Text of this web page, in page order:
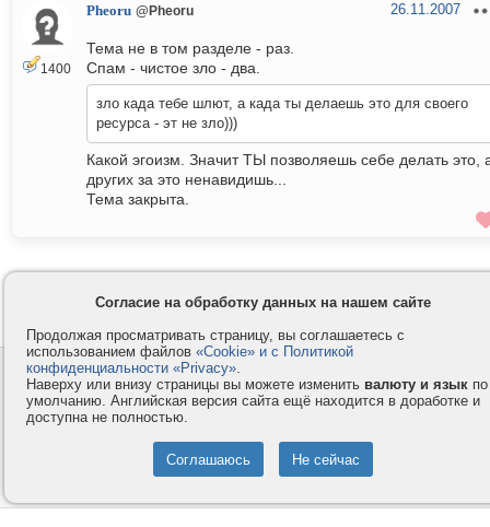
1400
Pheoru @Pheoru 26.11.2007
Тема не в том разделе - раз.
Спам - чистое зло - два.
зло када тебе шлют, а када ты делаешь это для своего
ресурса - эт не зло)))
Какой эгоизм. Значит ТЫ позволяешь себе делать это,
других за это ненавидишь...
Тема закрыта.
В закрытой теме нельзя отправлять сообщения.
Контакты
Компания
Правила и условия
Услуги
Форумы
© 2008-2026VMESTE.EU - Все права защищены.
Согласие на обработку данных на нашем сайте
Продолжая просматривать страницу, вы соглашаетесь с
использованием файлов «Cookie» и с Политикой
конфиденциальности «Privacy».
Наверху или внизу страницы вы можете изменить валюту и язык по
умолчанию. Английская версия сайта ещё находится в доработке и
доступна не полностью.